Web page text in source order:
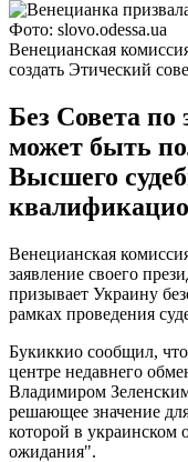
Фото: slovo.odessa.ua
Венецианская
создать Этический
Без Совета по
может быть
Высшего
Венецианская
заявление своего
призывает Украину
рамках проведения
Букиккио сообщил,
центре недавнего
Владимиром
решающее значение
которой в украинском
ожидания".